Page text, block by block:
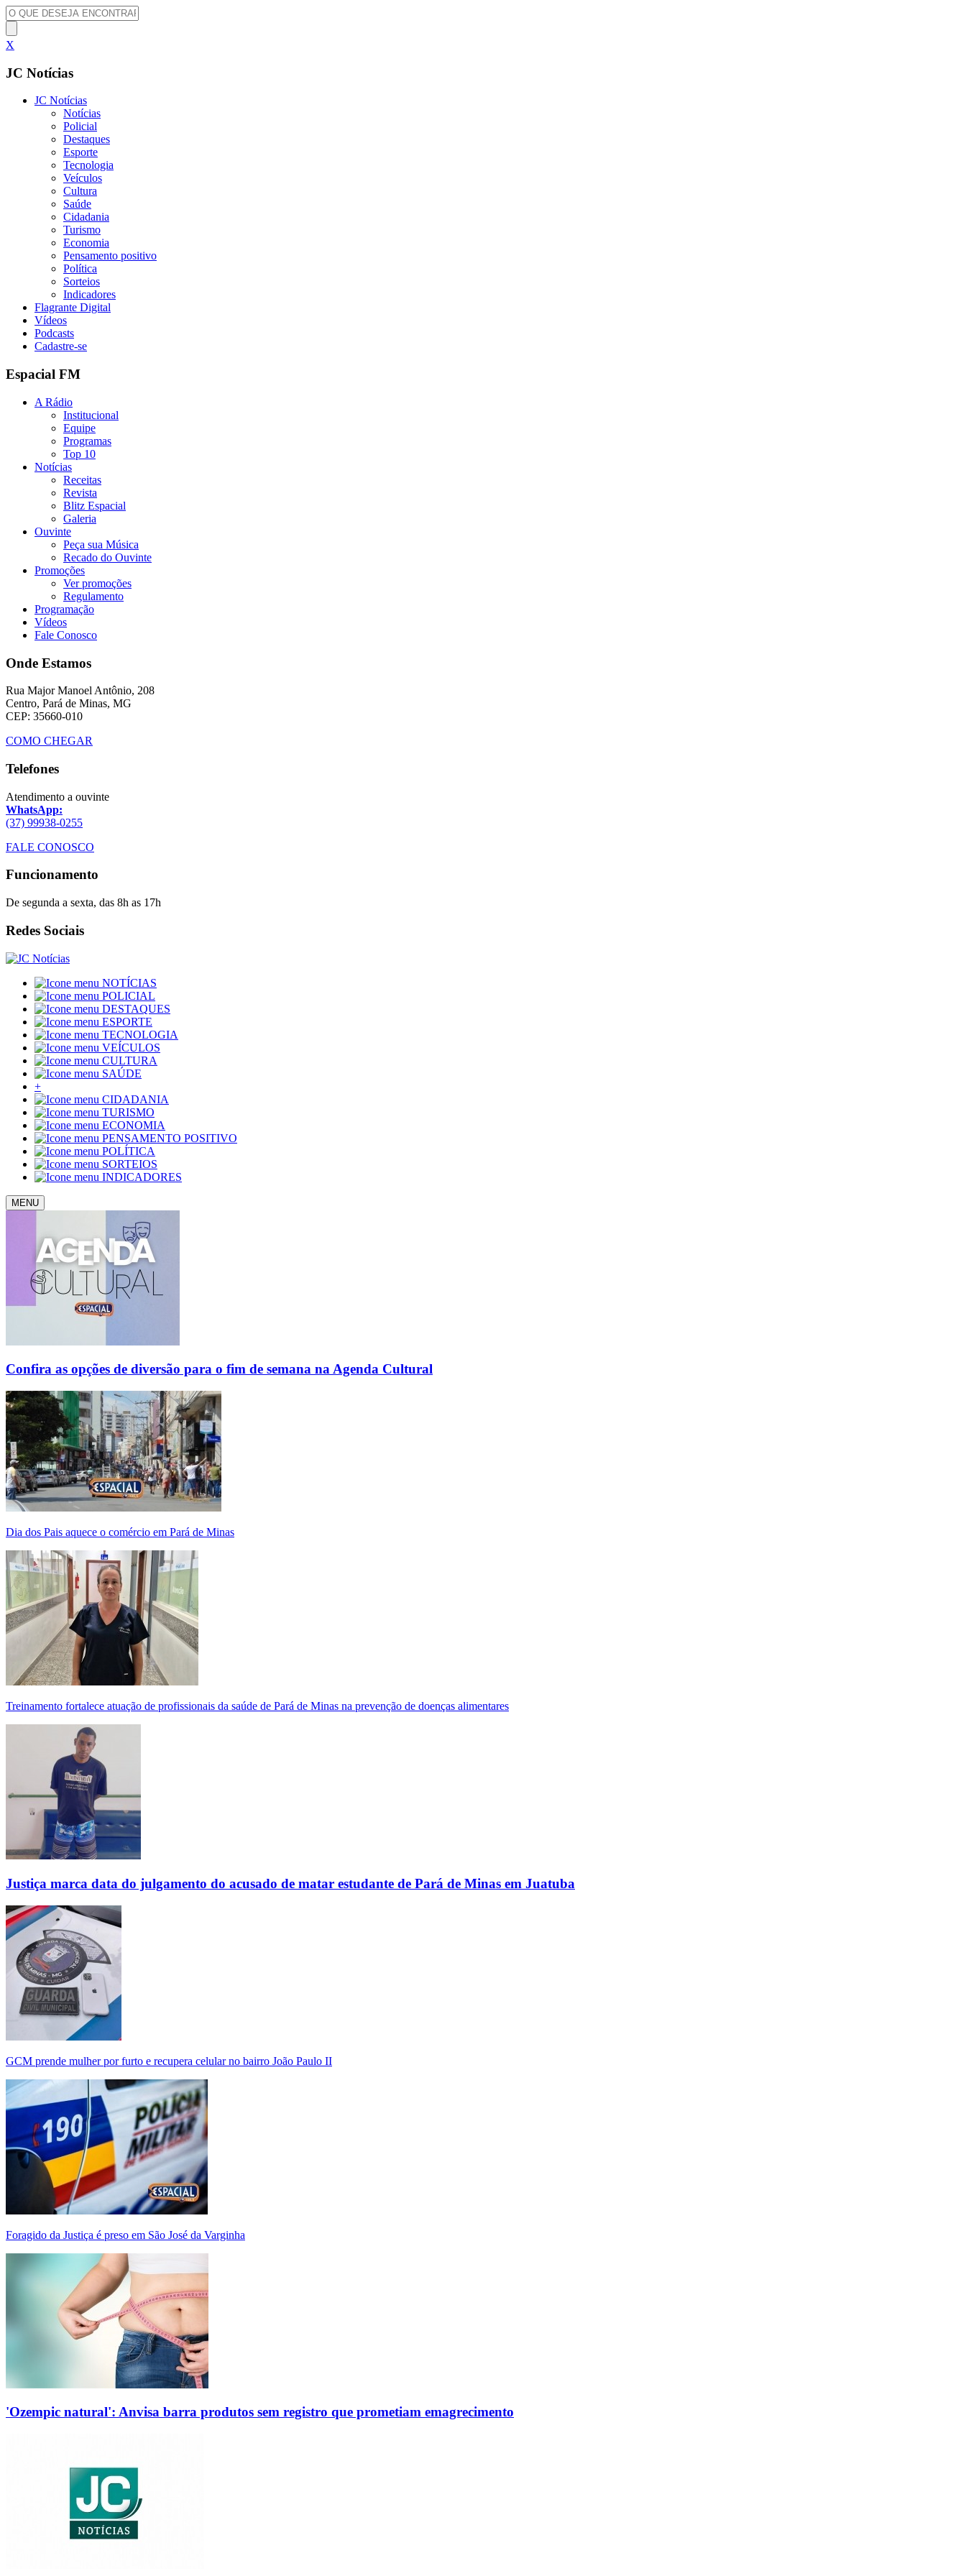
X
JC Notícias
JC Notícias
Notícias
Policial
Destaques
Esporte
Tecnologia
Veículos
Cultura
Saúde
Cidadania
Turismo
Economia
Pensamento positivo
Política
Sorteios
Indicadores
Flagrante Digital
Vídeos
Podcasts
Cadastre-se
Espacial FM
A Rádio
Institucional
Equipe
Programas
Top 10
Notícias
Receitas
Revista
Blitz Espacial
Galeria
Ouvinte
Peça sua Música
Recado do Ouvinte
Promoções
Ver promoções
Regulamento
Programação
Vídeos
Fale Conosco
Onde Estamos
Rua Major Manoel Antônio, 208
Centro, Pará de Minas, MG
CEP: 35660-010
COMO CHEGAR
Telefones
Atendimento a ouvinte
WhatsApp:
(37) 99938-0255
FALE CONOSCO
Funcionamento
De segunda a sexta, das 8h as 17h
Redes Sociais
NOTÍCIAS
POLICIAL
DESTAQUES
ESPORTE
TECNOLOGIA
VEÍCULOS
CULTURA
SAÚDE
+
CIDADANIA
TURISMO
ECONOMIA
PENSAMENTO POSITIVO
POLÍTICA
SORTEIOS
INDICADORES
MENU
Confira as opções de diversão para o fim de semana na Agenda Cultural
Dia dos Pais aquece o comércio em Pará de Minas
Treinamento fortalece atuação de profissionais da saúde de Pará de Minas na prevenção de doenças alimentares
Justiça marca data do julgamento do acusado de matar estudante de Pará de Minas em Juatuba
GCM prende mulher por furto e recupera celular no bairro João Paulo II
Foragido da Justiça é preso em São José da Varginha
'Ozempic natural': Anvisa barra produtos sem registro que prometiam emagrecimento